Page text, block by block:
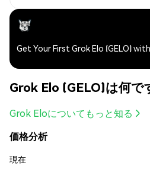
Get Your First Grok Elo (GELO)
Grok Elo (GELO)は何で
Grok Eloについてもっと知る
価格分析
現在